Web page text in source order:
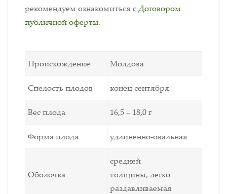
рекомендуем ознакомиться сДоговором
публичной оферты.
Происхождение Молдова
Спелость плодов конец сентября
Вес плода 16,5 – 18,0 г
Форма плода удлиненно-овальная
Оболочка
средней
толщины, легко
раздавливаемая